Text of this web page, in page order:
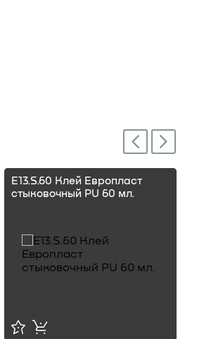
Previous
E13.S.60 Клей Европласт
стыковочный PU 60 мл.
Next